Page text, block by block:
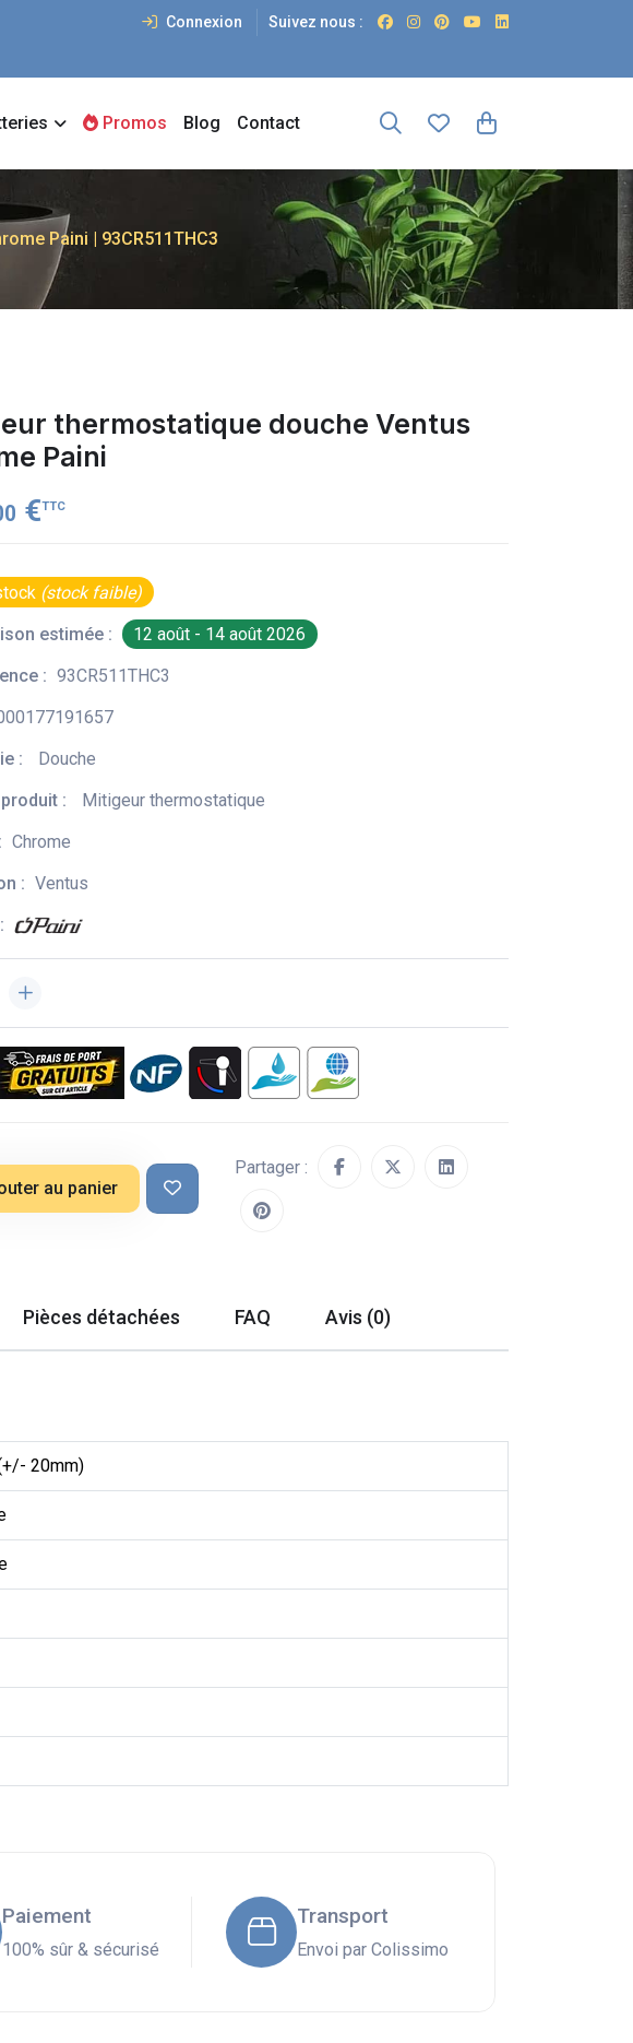
Connexion Suivez nous :
Promos Blog Contact
Paini | 93CR511THC3
thermostatique douche Ventus
Paini
€TTC
(stock faible)
estimée :
12 août - 14 août 2026
: 93CR511THC3
:
Douche
:
Mitigeur thermostatique
Chrome
: Ventus
au panier
Partager :
Pièces détachées FAQ Avis (0)
20mm)
Paiement
100% sûr & sécurisé
Transport
Envoi par Colissimo